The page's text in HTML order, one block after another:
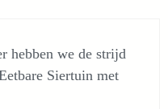
hebben we de strijd
Siertuin met